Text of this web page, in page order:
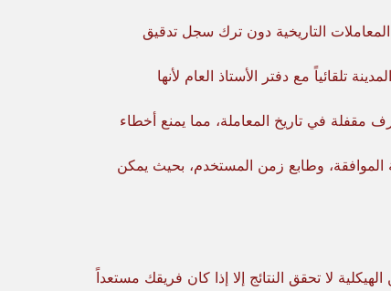
التاريخية دون ترك سجل تدقيق
تلقائياً مع دفتر الأستاذ العام لأنها
مقفلة في تاريخ المعاملة، مما يمنع أخطاء
وطابع زمن المستخدم، بحيث يمكن
لا تحقق النتائج إلا إذا كان فريقك مستعداً